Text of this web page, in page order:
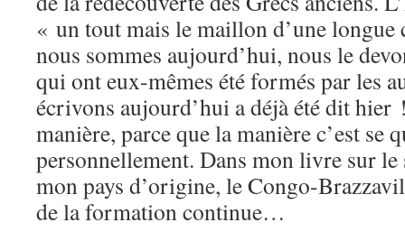
« un tout mais le maillon d’une
nous sommes aujourd’hui, nous le
qui ont eux-mêmes été formés par les
écrivons aujourd’hui a déjà été dit hier
manière, parce que la manière c’est se
personnellement. Dans mon livre sur le
mon pays d’origine, le Congo-
de la formation continue…